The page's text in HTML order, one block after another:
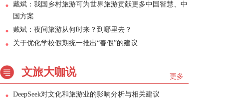
戴斌：我国乡村旅游可为世界旅游贡献更多中国智慧、中
国方案
戴斌：夜间旅游从何时来？到哪里去？
关于优化学校假期统一推出“春假”的建议
更多
文旅大咖说
DeepSeek对文化和旅游业的影响分析与相关建议